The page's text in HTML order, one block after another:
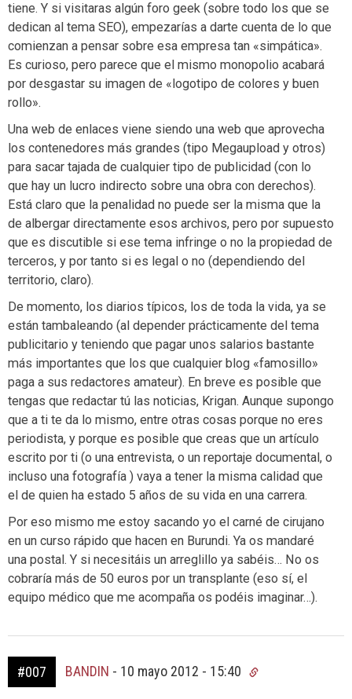
tiene. Y si visitaras algún foro geek (sobre todo los que se
dedican al tema SEO), empezarías a darte cuenta de lo que
comienzan a pensar sobre esa empresa tan «simpática».
Es curioso, pero parece que el mismo monopolio acabará
por desgastar su imagen de «logotipo de colores y buen
rollo».
Una web de enlaces viene siendo una web que aprovecha
los contenedores más grandes (tipo Megaupload y otros)
para sacar tajada de cualquier tipo de publicidad (con lo
que hay un lucro indirecto sobre una obra con derechos).
Está claro que la penalidad no puede ser la misma que la
de albergar directamente esos archivos, pero por supuesto
que es discutible si ese tema infringe o no la propiedad de
terceros, y por tanto si es legal o no (dependiendo del
territorio, claro).
De momento, los diarios típicos, los de toda la vida, ya se
están tambaleando (al depender prácticamente del tema
publicitario y teniendo que pagar unos salarios bastante
más importantes que los que cualquier blog «famosillo»
paga a sus redactores amateur). En breve es posible que
tengas que redactar tú las noticias, Krigan. Aunque supongo
que a ti te da lo mismo, entre otras cosas porque no eres
periodista, y porque es posible que creas que un artículo
escrito por ti (o una entrevista, o un reportaje documental, o
incluso una fotografía ) vaya a tener la misma calidad que
el de quien ha estado 5 años de su vida en una carrera.
Por eso mismo me estoy sacando yo el carné de cirujano
en un curso rápido que hacen en Burundi. Ya os mandaré
una postal. Y si necesitáis un arreglillo ya sabéis… No os
cobraría más de 50 euros por un transplante (eso sí, el
equipo médico que me acompaña os podéis imaginar…).
#007 BANDIN - 10 mayo 2012 - 15:40